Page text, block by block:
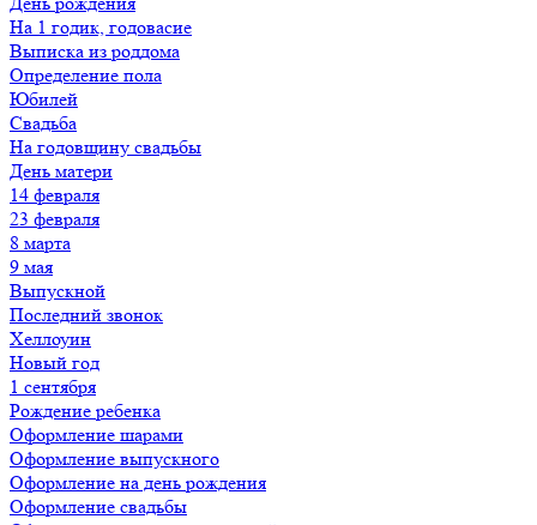
На 1 годик, годовасие
Выписка из роддома
Определение пола
Юбилей
Свадьба
На годовщину свадьбы
День матери
14 февраля
23 февраля
8 марта
9 мая
Выпускной
Последний звонок
Хеллоуин
Новый год
1 сентября
Рождение ребенка
Оформление шарами
Оформление выпускного
Оформление на день рождения
Оформление свадьбы